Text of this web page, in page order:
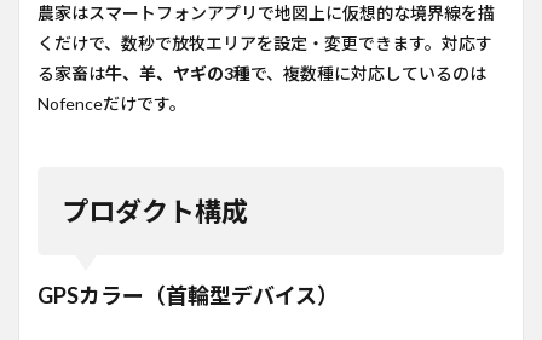
Nofence
は従来
の仮想
フェン
ス企業
農家はスマートフォンアプリで地図上に仮想的な境界線を描
くだけで、数秒で放牧エリアを設定・変更できます。対応す
る家畜は牛、羊、ヤギの3種で、複数種に対応しているのは
Nofenceだけです。
プロダクト構成
GPSカラー（首輪型デバイス）